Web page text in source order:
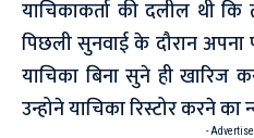
याचिकाकर्ता की दलील थी
पिछली सुनवाई के दौरान
याचिका बिना सुने ही खारिज
उन्होने याचिका रिस्टोर करने
-